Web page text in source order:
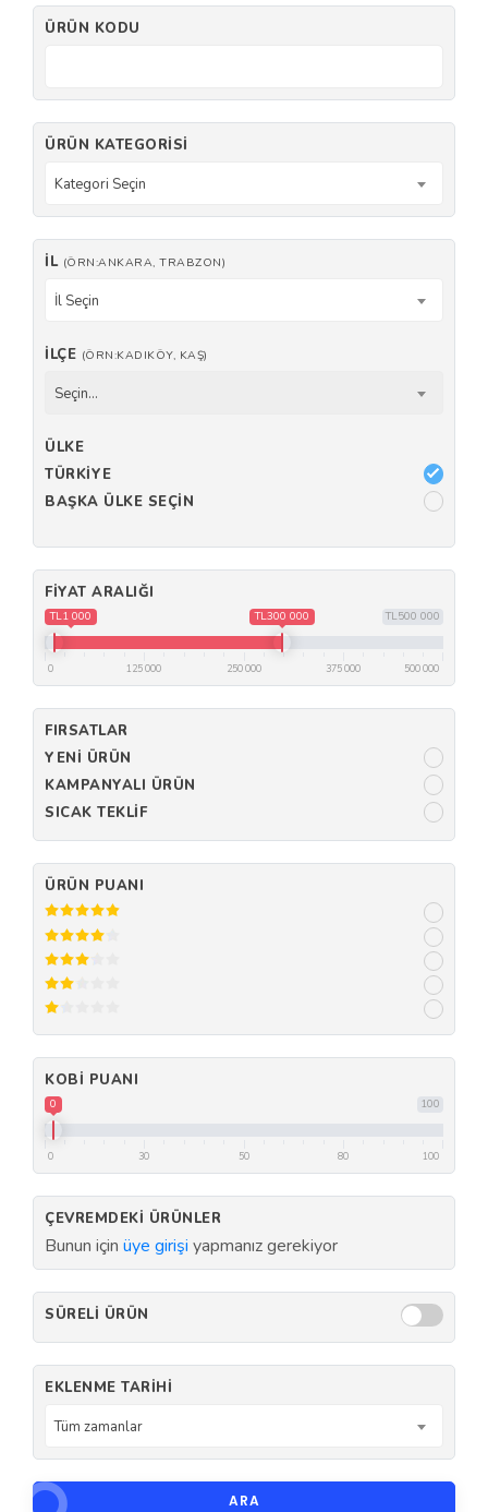
ÜRÜN KODU
ÜRÜN KATEGORISI
Kategori Seçin
İL (ÖRN:ANKARA, TRABZON)
İl Seçin
İLÇE (ÖRN:KADIKÖY, KAŞ)
Seçin...
ÜLKE
TÜRKIYE
BAŞKA ÜLKE SEÇIN
FIYAT ARALIĞI
TL500 000
TL1 000 TL300 000
0 125 000 250 000 375 000 500 000
FIRSATLAR
YENI ÜRÜN
KAMPANYALI ÜRÜN
SICAK TEKLIF
ÜRÜN PUANI
KOBI PUANI
100
0
0 30 50 80 100
ÇEVREMDEKI ÜRÜNLER
Bunun için üye girişi yapmanız gerekiyor
SÜRELI ÜRÜN
EKLENME TARIHI
Tüm zamanlar
ARA